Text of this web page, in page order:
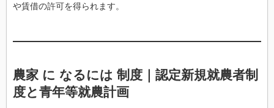
や賃借の許可を得られます。
農家 に なるには 制度｜認定新規就農者制
度と青年等就農計画